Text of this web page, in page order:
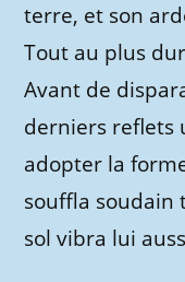
terre, et son
Tout au plus
Avant de
derniers reflets
adopter la
souffla soudain
sol vibra lui